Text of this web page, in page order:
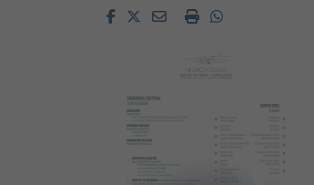
FacebookTwitterEmailImprimirWhatsapp